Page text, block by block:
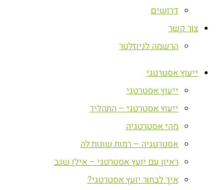
דרושים
צור קשר
הרשמה לניוזלטר
ייעוץ אסטרטגי
ייעוץ אסטרטגי
ייעוץ אסטרטגי – התהליך
מהי אסטרטגיה
אסטרטגיה – רמות שונות לה
ראיון עם יועץ אסטרטגי – אילן שגב
איך לבחור יועץ אסטרטגי?